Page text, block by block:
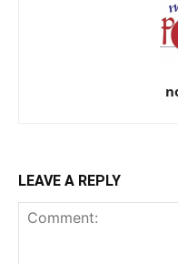
LEAVE A REPLY